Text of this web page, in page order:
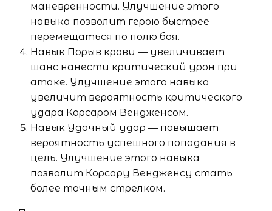
маневренности. Улучшение этого
навыка позволит герою быстрее
перемещаться по полю боя.
Навык Порыв крови — увеличивает
шанс нанести критический урон при
атаке. Улучшение этого навыка
увеличит вероятность критического
удара Корсаром Вендженсом.
Навык Удачный удар — повышает
вероятность успешного попадания в
цель. Улучшение этого навыка
позволит Корсару Вендженсу стать
более точным стрелком.